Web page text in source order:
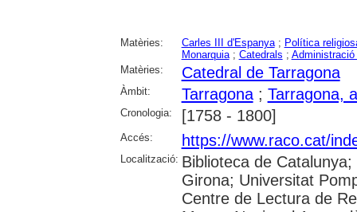
Matèries: Carles III d'Espanya; Política
Monarquia; Catedrals ;
Matèries:
Catedral de Tarragona
Àmbit: Tarragona; Tarragona,
Cronologia: [1758 - 1800]
Accés: https://www.raco.cat/
Localització: Biblioteca de
Girona; Universitat
Centre de Lectura de